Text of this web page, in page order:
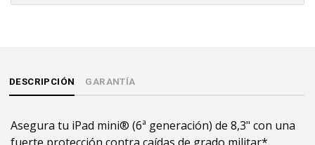
DESCRIPCIÓN GARANTÍA
Asegura tu iPad mini® (6ª generación) de 8,3" con una